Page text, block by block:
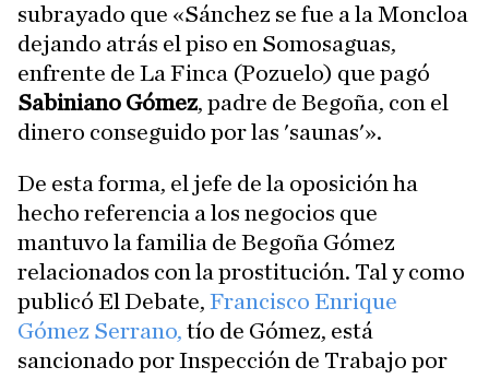
subrayado que «Sánchez se fue a la Moncloa
dejando atrás el piso en Somosaguas,
enfrente de La Finca (Pozuelo) que pagó
Sabiniano Gómez, padre de Begoña, con el
dinero conseguido por las 'saunas'».
De esta forma, el jefe de la oposición ha
hecho referencia a los negocios que
mantuvo la familia de Begoña Gómez
relacionados con la prostitución. Tal y como
publicó El Debate, Francisco Enrique
Gómez Serrano, tío de Gómez, está
sancionado por Inspección de Trabajo por